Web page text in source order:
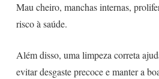
Mau cheiro, manchas internas,
risco à saúde.
Além disso, uma limpeza correta
evitar desgaste precoce e manter a